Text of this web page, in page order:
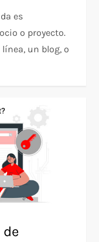
es
o proyecto.
un blog, o